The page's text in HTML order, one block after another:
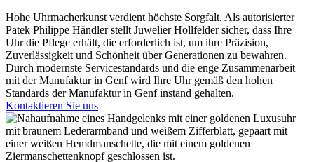
Hohe Uhrmacherkunst verdient höchste Sorgfalt. Als autorisierter
Patek Philippe Händler stellt JuwelierHollfeldersicher, dass Ihre
Uhr die Pflege erhält, die erforderlich ist, um ihre Präzision,
Zuverlässigkeit und Schönheit über Generationen zu bewahren.
Durch modernste Servicestandards und die enge Zusammenarbeit
mit der Manufaktur in Genf wird Ihre Uhr gemäß den hohen
Standards der Manufaktur in Genf instand gehalten.
Kontaktieren Sie uns